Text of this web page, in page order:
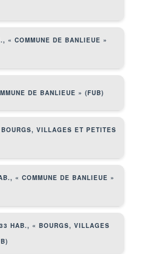
« COMMUNE DE BANLIEUE »
DE BANLIEUE » (FUB)
VILLAGES ET PETITES
« COMMUNE DE BANLIEUE »
HAB., « BOURGS, VILLAGES